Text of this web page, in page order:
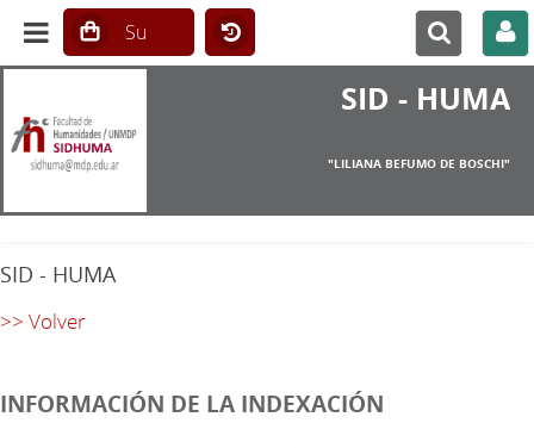
SID - HUMA
"LILIANA BEFUMO DE BOSCHI"
SID - HUMA
>> Volver
INFORMACIÓN DE LA INDEXACIÓN